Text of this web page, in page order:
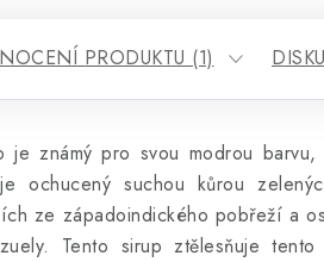
PRODUKTU (1)
je známý pro svou modrou
ochucený suchou kůrou
ze západoindického pobřeží a
Tento sirup ztělesňuje